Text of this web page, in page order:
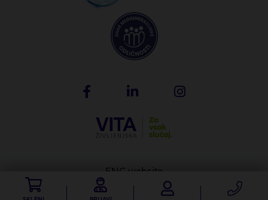
ENG website
Produkcija: Creatim